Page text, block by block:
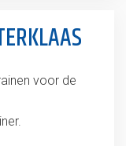
voor de